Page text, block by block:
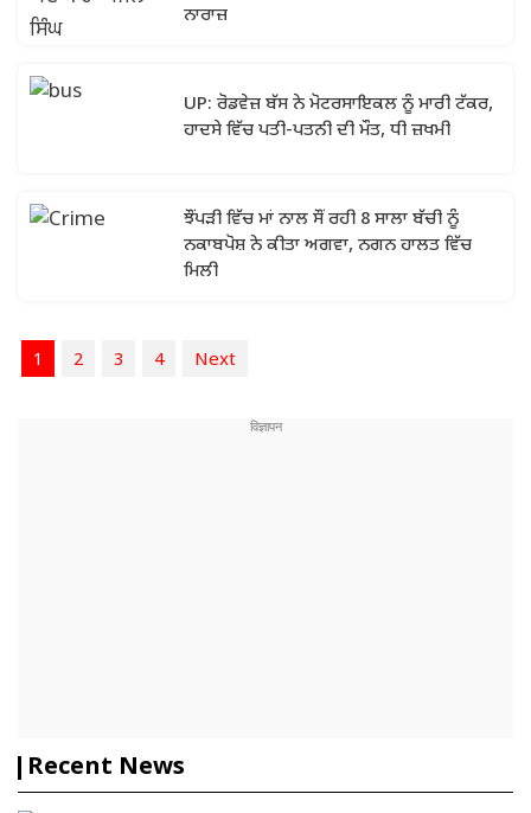
ਨਾਰਾਜ਼
UP: ਰੋਡਵੇਜ਼ ਬੱਸ ਨੇ ਮੋਟਰਸਾਇਕਲ ਨੂੰ ਮਾਰੀ ਟੱਕਰ,
ਹਾਦਸੇ ਵਿੱਚ ਪਤੀ-ਪਤਨੀ ਦੀ ਮੌਤ, ਧੀ ਜ਼ਖਮੀ
ਝੌਂਪੜੀ ਵਿੱਚ ਮਾਂ ਨਾਲ ਸੌਂ ਰਹੀ 8 ਸਾਲਾ ਬੱਚੀ ਨੂੰ
ਨਕਾਬਪੋਸ਼ ਨੇ ਕੀਤਾ ਅਗਵਾ, ਨਗਨ ਹਾਲਤ ਵਿੱਚ
ਮਿਲੀ
1 2 3 4 Next
Recent News